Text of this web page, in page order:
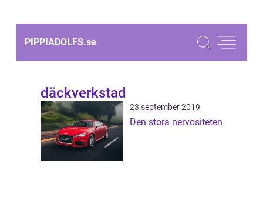
PIPPIADOLFS.se
däckverkstad
23 september 2019
Den stora nervositeten